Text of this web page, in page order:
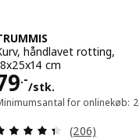
håndlavet rotting,
cm
.-
/stk.
79.-/stk.
for onlinekøb: 2
Anmeld: 4.4
(206)